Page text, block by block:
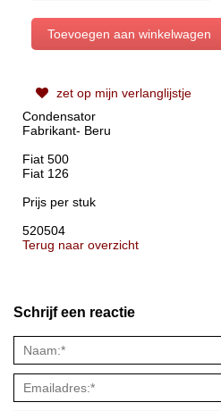
zet op mijn verlanglijstje
Condensator
Fabrikant- Beru
Fiat 500
Fiat 126
Prijs per stuk
520504
Terug naar overzicht
Schrijf een reactie